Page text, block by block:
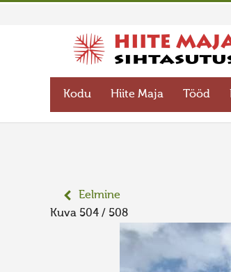
Kodu Hiite Maja Tööd
Eelmine
Kuva 504 / 508